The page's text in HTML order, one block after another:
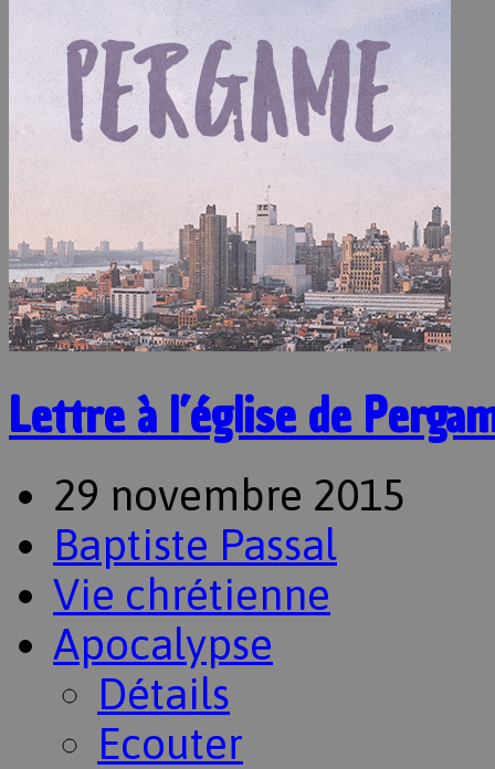
Lettre à l’église de
29 novembre 2015
Baptiste Passal
Vie chrétienne
Apocalypse
Détails
Ecouter